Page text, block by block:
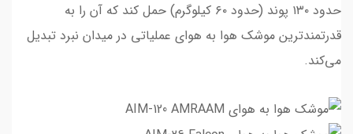
حدود ۱۳۰ پوند (حدود ۶۰ کیلوگرم) حمل کند که آن را به
قدرتمندترین موشک هوا به هوای عملیاتی در میدان نبرد تبدیل
می‌کند.